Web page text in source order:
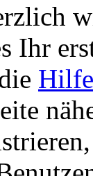
Ihr
Hilfe